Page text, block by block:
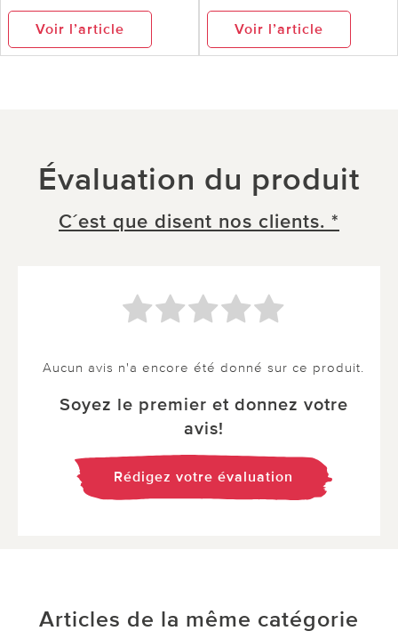
Voir l’article Voir l’article
Évaluation du produit
C´est que disent nos clients. *
Aucun avis n'a encore été donné sur ce produit.
Soyez le premier et donnez votre
avis!
Rédigez votre évaluation
Articles de la même catégorie